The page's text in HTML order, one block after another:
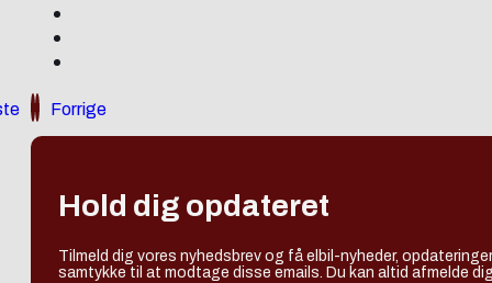
Forrige
Hold dig opdateret
Tilmeld dig vores nyhedsbrev og få elbil-nyheder,
samtykke til at modtage disse emails. Du kan altid afmelde